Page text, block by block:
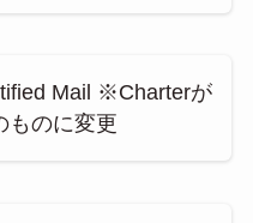
Mail ※Charterが
ものに変更